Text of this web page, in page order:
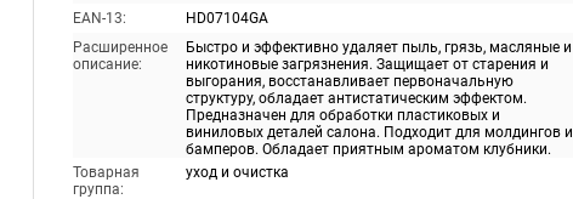
EAN-13:
HD07104GA
Расширенное
описание:
Быстро и эффективно удаляет пыль, грязь, масляные и
никотиновые загрязнения. Защищает от старения и
выгорания, восстанавливает первоначальную
структуру, обладает антистатическим эффектом.
Предназначен для обработки пластиковых и
виниловых деталей салона. Подходит для молдингов и
бамперов. Обладает приятным ароматом клубники.
Товарная
группа:
уход и очистка